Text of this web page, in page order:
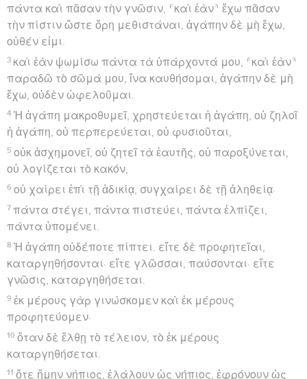
πάντα καὶ πᾶσαν τὴν γνῶσιν, ⸄καὶ ἐὰν⸅ ἔχω πᾶσαν
τὴν πίστιν ὥστε ὄρη μεθιστάναι, ἀγάπην δὲ μὴ ἔχω,
οὐθέν εἰμι.
3 καὶ ἐὰν ψωμίσω πάντα τὰ ὑπάρχοντά μου, ⸄καὶ ἐὰν⸅
παραδῶ τὸ σῶμά μου, ἵνα καυθήσομαι, ἀγάπην δὲ μὴ
ἔχω, οὐδὲν ὠφελοῦμαι.
4 Ἡ ἀγάπη μακροθυμεῖ, χρηστεύεται ἡ ἀγάπη, οὐ ζηλοῖ
ἡ ἀγάπη, οὐ περπερεύεται, οὐ φυσιοῦται,
5 οὐκ ἀσχημονεῖ, οὐ ζητεῖ τὰ ἑαυτῆς, οὐ παροξύνεται,
οὐ λογίζεται τὸ κακόν,
6 οὐ χαίρει ἐπὶ τῇ ἀδικίᾳ, συγχαίρει δὲ τῇ ἀληθείᾳ·
7 πάντα στέγει, πάντα πιστεύει, πάντα ἐλπίζει,
πάντα ὑπομένει.
8 Ἡ ἀγάπη οὐδέποτε πίπτει. εἴτε δὲ προφητεῖαι,
καταργηθήσονται· εἴτε γλῶσσαι, παύσονται· εἴτε
γνῶσις, καταργηθήσεται.
9 ἐκ μέρους γὰρ γινώσκομεν καὶ ἐκ μέρους
προφητεύομεν·
10 ὅταν δὲ ἔλθῃ τὸ τέλειον, τὸ ἐκ μέρους
καταργηθήσεται.
11 ὅτε ἤμην νήπιος, ἐλάλουν ὡς νήπιος, ἐφρόνουν ὡς